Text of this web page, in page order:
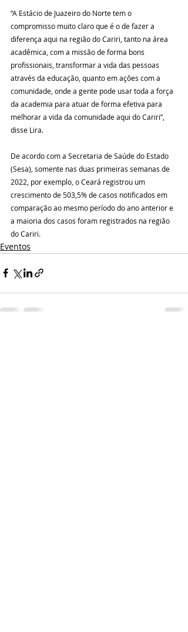
“A Estácio de Juazeiro do Norte tem o
compromisso muito claro que é o de fazer a
diferença aqui na região do Cariri, tanto na área
acadêmica, com a missão de forma bons
profissionais, transformar a vida das pessoas
através da educação, quanto em ações com a
comunidade, onde a gente pode usar toda a força
da academia para atuar de forma efetiva para
melhorar a vida da comunidade aqui do Cariri”,
disse Lira.
De acordo com a Secretaria de Saúde do Estado
(Sesa), somente nas duas primeiras semanas de
2022, por exemplo, o Ceará registrou um
crescimento de 503,5% de casos notificados em
comparação ao mesmo período do ano anterior e
a maioria dos casos foram registrados na região
do Cariri.
Eventos